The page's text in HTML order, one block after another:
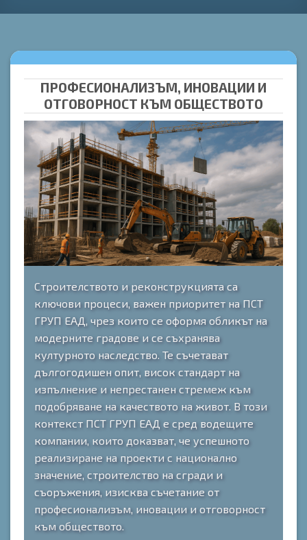
ПРОФЕСИОНАЛИЗЪМ, ИНОВАЦИИ И
ОТГОВОРНОСТ КЪМ ОБЩЕСТВОТО
Строителството и реконструкцията са
ключови процеси, важен приоритет на ПСТ
ГРУП ЕАД, чрез които се оформя обликът на
модерните градове и се съхранява
културното наследство. Те съчетават
дългогодишен опит, висок стандарт на
изпълнение и непрестанен стремеж към
подобряване на качеството на живот. В този
контекст ПСТ ГРУП ЕАД е сред водещите
компании, които доказват, че успешното
реализиране на проекти с национално
значение, строителство на сгради и
съоръжения, изисква съчетание от
професионализъм, иновации и отговорност
към обществото.